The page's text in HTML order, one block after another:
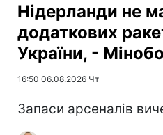
Нідерланди не
додаткових
України, -
16:50 06.08.2026 Чт
Запаси арсеналів